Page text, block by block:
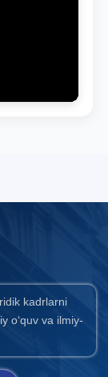
kadrlarni
o‘quv va ilmiy-